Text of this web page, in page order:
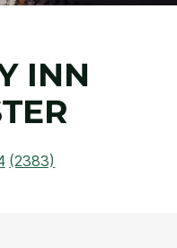
INN
Ler
(2383)